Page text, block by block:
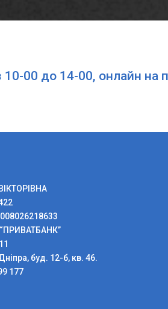
10-00 до 14-00, онлайн на
буд. 12-б, кв. 46.
177